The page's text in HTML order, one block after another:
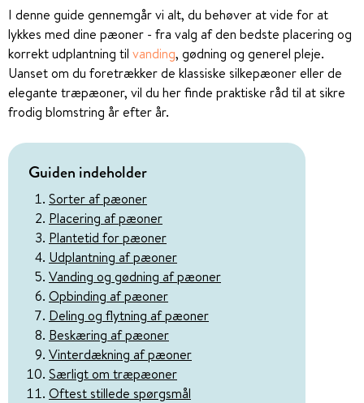
I denne guide gennemgår vi alt, du behøver at vide for at
lykkes med dine pæoner - fra valg af den bedste placering og
korrekt udplantning til vanding, gødning og generel pleje.
Uanset om du foretrækker de klassiske silkepæoner eller de
elegante træpæoner, vil du her finde praktiske råd til at sikre
frodig blomstring år efter år.
Guiden indeholder
Sorter af pæoner
Placering af pæoner
Plantetid for pæoner
Udplantning af pæoner
Vanding og gødning af pæoner
Opbinding af pæoner
Deling og flytning af pæoner
Beskæring af pæoner
Vinterdækning af pæoner
Særligt om træpæoner
Oftest stillede spørgsmål